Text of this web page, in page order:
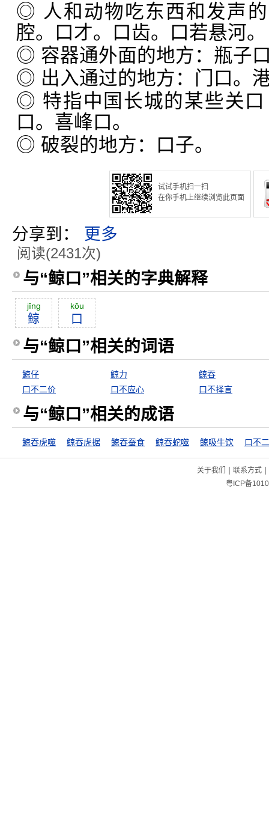
◎ 人和动物吃东西和发声的
腔。口才。口齿。口若悬河。
◎ 容器通外面的地方：瓶子
◎ 出入通过的地方：门口。
◎ 特指中国长城的某些关
口。喜峰口。
◎ 破裂的地方：口子。
试试手机扫一扫
在你手机上继续浏览此页面
分享到： 更多
阅读(2431次)
与“鲸口”相关的字典解释
jīng
鲸
kŏu
口
与“鲸口”相关的词语
鲸仔 鲸力
鲸吞
口不二价
口不应心 口不择言
与“鲸口”相关的成语
鲸吞虎噬 鲸吞虎据 鲸吞蚕食 鲸吞蛇噬 鲸吸牛饮 口不
关于我们 | 联系方式|
粤ICP备